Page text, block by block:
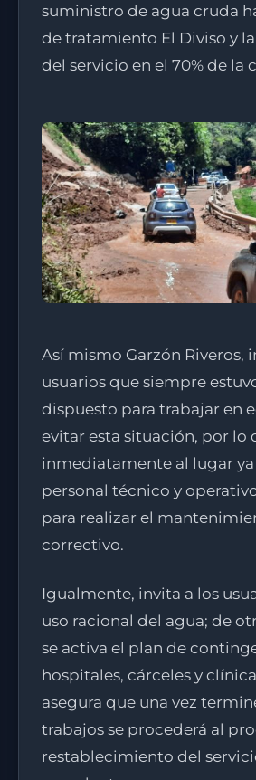
suministro de agua cruda
de tratamiento El Diviso y
del servicio en el 70% de la
Así mismo Garzón Riveros,
usuarios que siempre
dispuesto para trabajar en
evitar esta situación, por lo
inmediatamente al lugar ya
personal técnico y operativo
para realizar el
correctivo.
Igualmente, invita a los
uso racional del agua; de
se activa el plan de
hospitales, cárceles y
asegura que una vez
trabajos se procederá al
restablecimiento del